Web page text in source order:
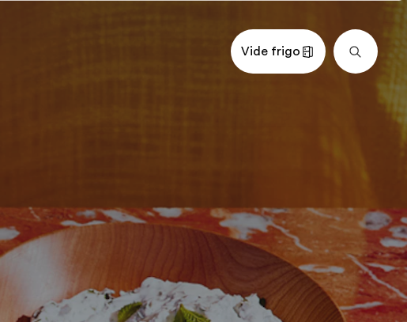
Vide frigo